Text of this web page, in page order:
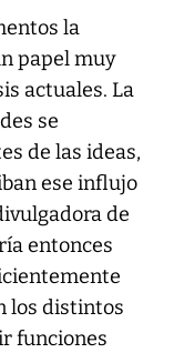
la
papel muy
actuales. La
se
de las ideas,
ese influjo
de
entonces
los distintos
funciones